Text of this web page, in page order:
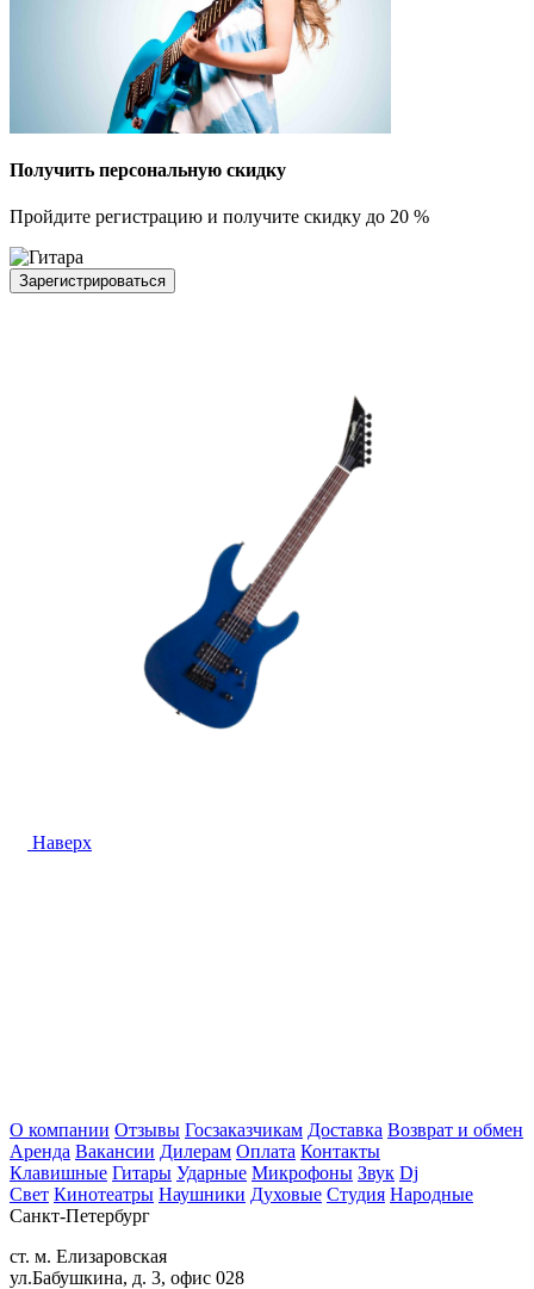
Получить персональную скидку
Пройдите регистрацию и получите скидку до 20 %
Зарегистрироваться
Наверх
О компании Отзывы Госзаказчикам Доставка Возврат и обмен
Аренда Вакансии Дилерам Оплата Контакты
Клавишные Гитары Ударные Микрофоны Звук Dj
Свет Кинотеатры Наушники Духовые Студия Народные
Санкт-Петербург
ст. м. Елизаровская
ул.Бабушкина, д. 3, офис 028